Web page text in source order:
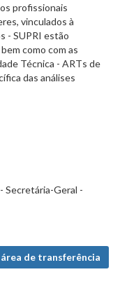
profissionais
vinculados à
- SUPRI estão
como com as
Técnica - ARTs de
das análises
Secretária-Geral -
de transferência